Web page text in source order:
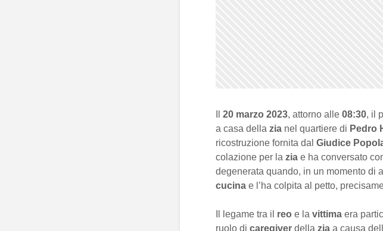
20 marzo 2023, attorno alle 08:30, il
a casa della zia nel quartiere di Pedro
ricostruzione fornita dal Giudice
colazione per la zia e ha conversato
degenerata quando, in un momento di
cucina e l’ha colpita al petto,
Il legame tra il reo e la vittima era
ruolo di caregiver della zia a causa